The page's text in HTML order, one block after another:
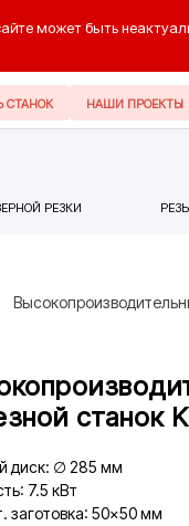
может быть
СТАНОК НАШИ ПРОЕКТЫ
РЕЗКИ
станок
диск: ∅ 285 мм
7.5 кВт
заготовка: 50×50 мм